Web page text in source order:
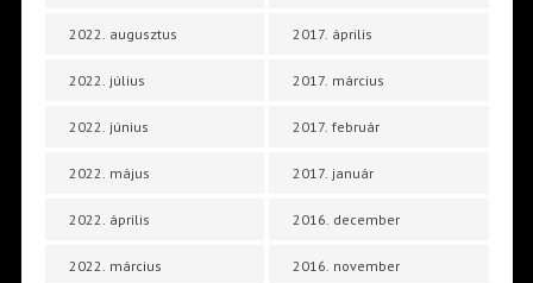
2022. augusztus
2022. július
2022. június
2022. május
2022. április
2022. március
2017. április
2017. március
2017. február
2017. január
2016. december
2016. november